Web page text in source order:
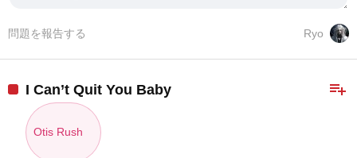
Ryo
問題を報告する
playlist_add
I Can’t Quit You Baby
Otis Rush